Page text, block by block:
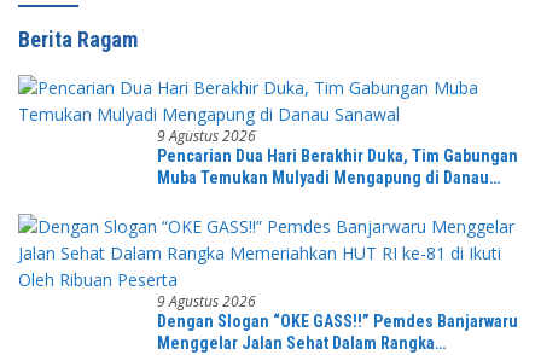
Berita Ragam
9 Agustus 2026
Pencarian Dua Hari Berakhir Duka, Tim Gabungan
Muba Temukan Mulyadi Mengapung di Danau
9 Agustus 2026
Dengan Slogan “OKE GASS!!” Pemdes Banjarwaru
Menggelar Jalan Sehat Dalam Rangka